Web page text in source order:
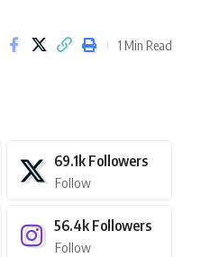
1 Min Read
69.1k Followers
Follow
56.4k Followers
Follow